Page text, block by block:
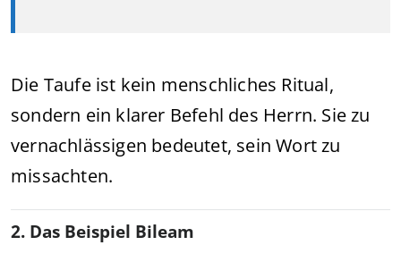
Die Taufe ist kein menschliches Ritual,
sondern ein klarer Befehl des Herrn. Sie zu
vernachlässigen bedeutet, sein Wort zu
missachten.
2. Das Beispiel Bileam